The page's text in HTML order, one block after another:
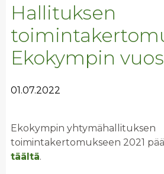
Hallituksen
Ekokympin
01.07.2022
Ekokympin yhtymähallituksen
toimintakertomukseen 2021
täältä.